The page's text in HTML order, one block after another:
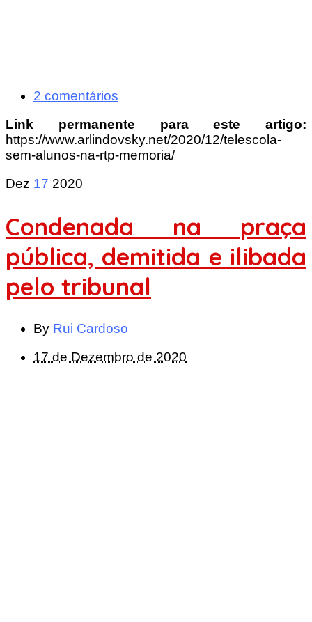
2 comentários
Link permanente para este artigo:
https://www.arlindovsky.net/2020/12/telescola-
sem-alunos-na-rtp-memoria/
Dez 17 2020
Condenada na praça
pública, demitida e ilibada
pelo tribunal
By Rui Cardoso
17 de Dezembro de 2020